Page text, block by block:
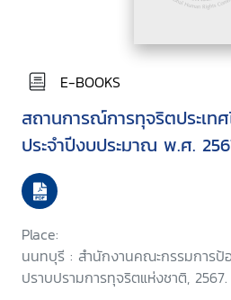
E-BOOKS
สถานการณ์การทุจริตประเท
ประจำปีงบประมาณ พ.ศ.
Place:
นนทบุรี : สำนักงานคณะกรรมการป้
ปราบปรามการทุจริตแห่งชาติ, 2567.